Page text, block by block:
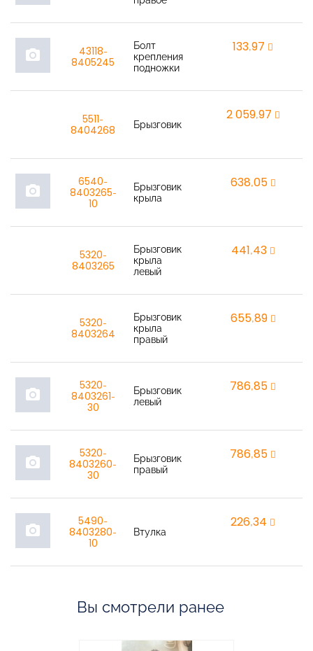
photo_camera
43118-
8405245
Болт
крепления
подножки
133,97
5511-
8404268
Брызговик
2 059,97
photo_camera
6540-
8403265-
10
Брызговик
крыла
638,05
5320-
8403265
Брызговик
крыла
левый
441,43
5320-
8403264
Брызговик
крыла
правый
655,89
photo_camera
5320-
8403261-
30
Брызговик
левый
786,85
photo_camera
5320-
8403260-
30
Брызговик
правый
786,85
photo_camera
5490-
8403280-
10
Втулка
226,34
Вы смотрели ранее